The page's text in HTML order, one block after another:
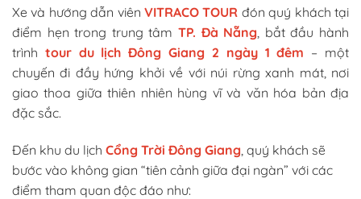
Xe và hướng dẫn viên VITRACO TOUR đón quý khách tại
điểm hẹn trong trung tâm TP. Đà Nẵng, bắt đầu hành
trình tour du lịch Đông Giang 2 ngày 1 đêm – một
chuyến đi đầy hứng khởi về với núi rừng xanh mát, nơi
giao thoa giữa thiên nhiên hùng vĩ và văn hóa bản địa
đặc sắc.
Đến khu du lịch Cổng Trời Đông Giang , quý khách sẽ
bước vào không gian “tiên cảnh giữa đại ngàn” với các
điểm tham quan độc đáo như: